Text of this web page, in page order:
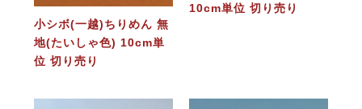
小シボ(一越)ちりめん 無
地(たいしゃ色) 10cm単
位 切り売り
10cm単位 切り売り